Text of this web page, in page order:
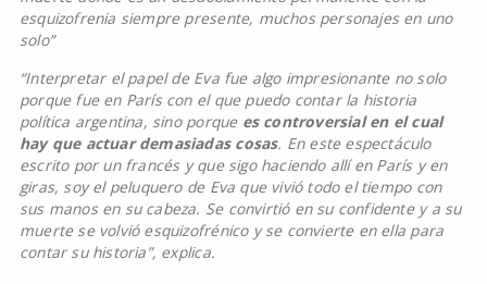
esquizofrenia siempre presente, muchos personajes en uno
solo”
“Interpretar el papel de Eva fue algo impresionante no solo
porque fue en París con el que puedo contar la historia
política argentina, sino porque es controversial en el cual
hay que actuar demasiadas cosas. En este espectáculo
escrito por un francés y que sigo haciendo allí en París y en
giras, soy el peluquero de Eva que vivió todo el tiempo con
sus manos en su cabeza. Se convirtió en su confidente y a su
muerte se volvió esquizofrénico y se convierte en ella para
contar su historia”, explica.